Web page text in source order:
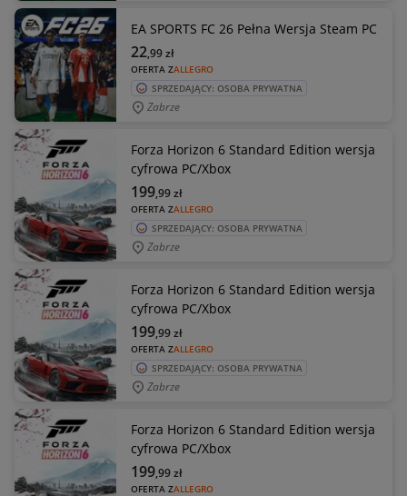
EA SPORTS FC 26 Pełna Wersja Steam PC
OFERTA ZALLEGRO
22,99zł
SPRZEDAJĄCY: OSOBA PRYWATNA
Zabrze
Forza Horizon 6 Standard Edition wersja
cyfrowa PC/Xbox
OFERTA ZALLEGRO
199,99zł
SPRZEDAJĄCY: OSOBA PRYWATNA
Zabrze
Forza Horizon 6 Standard Edition wersja
cyfrowa PC/Xbox
OFERTA ZALLEGRO
199,99zł
SPRZEDAJĄCY: OSOBA PRYWATNA
Zabrze
Forza Horizon 6 Standard Edition wersja
cyfrowa PC/Xbox
OFERTA ZALLEGRO
199,99zł